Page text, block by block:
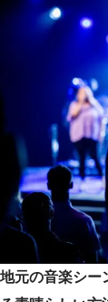
地元の音楽シー